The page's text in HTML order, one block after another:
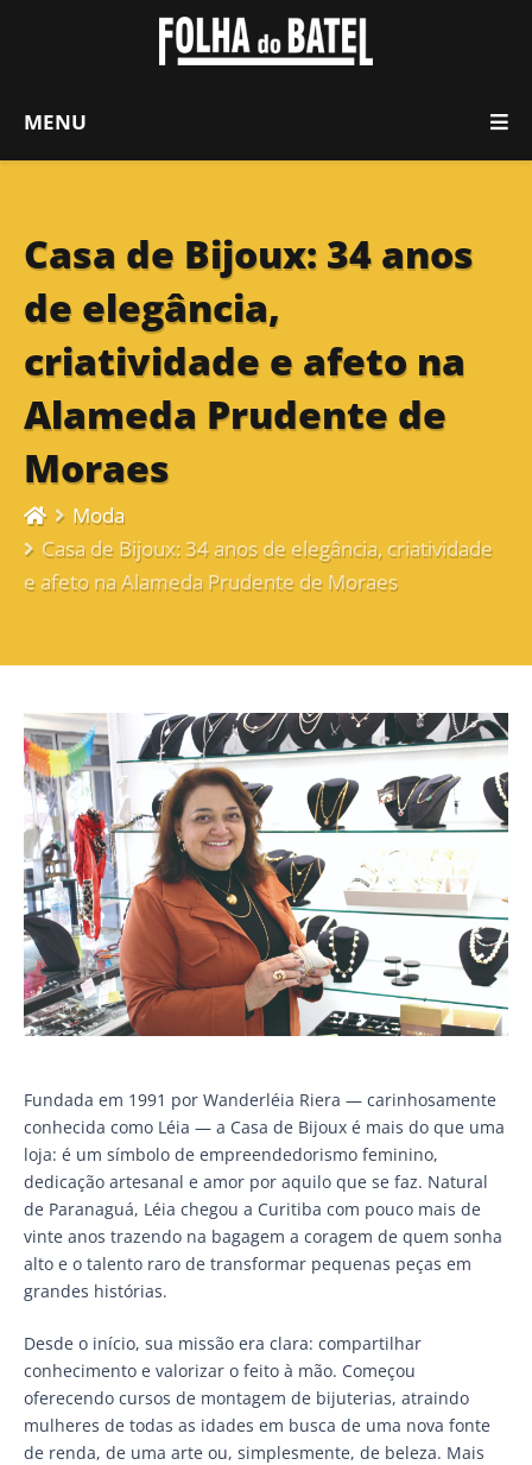
MENU
Casa de Bijoux: 34 anos
de elegância,
criatividade e afeto na
Alameda Prudente de
Moraes
Moda
Casa de Bijoux: 34 anos de elegância, criatividade
e afeto na Alameda Prudente de Moraes
Fundada em 1991 por Wanderléia Riera — carinhosamente
conhecida como Léia — a Casa de Bijoux é mais do que uma
loja: é um símbolo de empreendedorismo feminino,
dedicação artesanal e amor por aquilo que se faz. Natural
de Paranaguá, Léia chegou a Curitiba com pouco mais de
vinte anos trazendo na bagagem a coragem de quem sonha
alto e o talento raro de transformar pequenas peças em
grandes histórias.
Desde o início, sua missão era clara: compartilhar
conhecimento e valorizar o feito à mão. Começou
oferecendo cursos de montagem de bijuterias, atraindo
mulheres de todas as idades em busca de uma nova fonte
de renda, de uma arte ou, simplesmente, de beleza. Mais